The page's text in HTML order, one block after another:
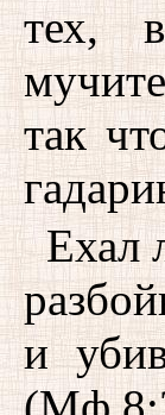
тех,
так
Ехал
и